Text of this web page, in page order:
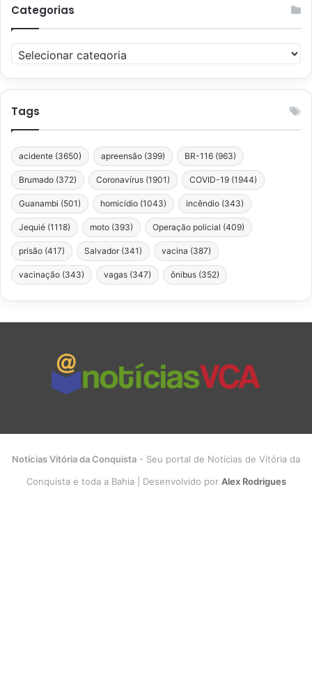
Categorias
Categorias
Tags
acidente (3650) apreensão (399) BR-116 (963)
Brumado (372) Coronavírus (1901) COVID-19 (1944)
Guanambi (501) homicídio (1043) incêndio (343)
Jequié (1118) moto (393) Operação policial (409)
prisão (417) Salvador (341) vacina (387)
vacinação (343) vagas (347) ônibus (352)
Notícias Vitória da Conquista - Seu portal de Notícias de Vitória da
Conquista e toda a Bahia | Desenvolvido por Alex Rodrigues